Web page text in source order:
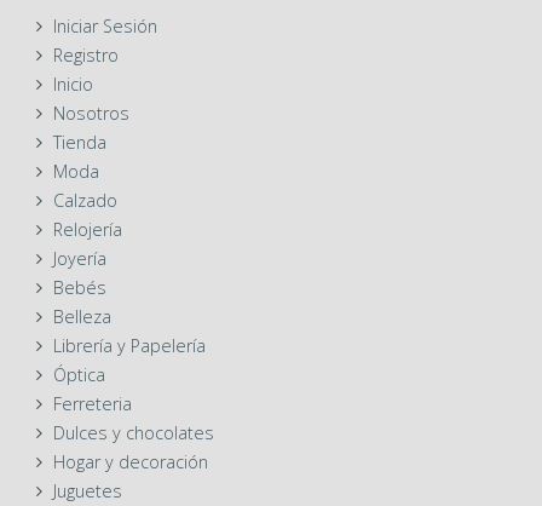
Iniciar Sesión
Registro
Inicio
Nosotros
Tienda
Moda
Calzado
Relojería
Joyería
Bebés
Belleza
Librería y Papelería
Óptica
Ferreteria
Dulces y chocolates
Hogar y decoración
Juguetes